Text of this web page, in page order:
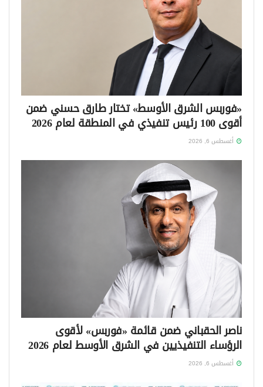
«فوربس الشرق الأوسط» تختار طارق حسني ضمن
أقوى 100 رئيس تنفيذي في المنطقة لعام 2026
أغسطس 6, 2026
ناصر الحقباني ضمن قائمة «فوربس» لأقوى
الرؤساء التنفيذيين في الشرق الأوسط لعام 2026
أغسطس 6, 2026